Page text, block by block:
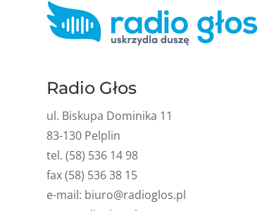
Radio Głos
ul. Biskupa Dominika 11
83-130 Pelplin
tel. (58) 536 14 98
fax (58) 536 38 15
e-mail: biuro@radioglos.pl